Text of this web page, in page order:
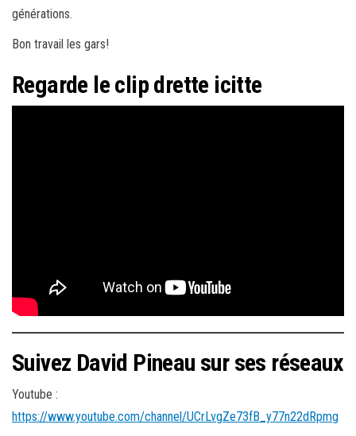
générations.
Bon travail les gars!
Regarde le clip drette icitte
Suivez David Pineau sur ses réseaux
Youtube :
https://www.youtube.com/channel/UCrLvgZe73fB_y77n22dRpmg